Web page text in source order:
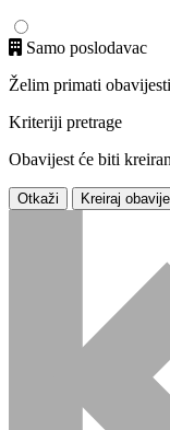
Samo poslodavac
Želim primati
Kriteriji pretrage
Obavijest će biti
Otkaži Kreiraj